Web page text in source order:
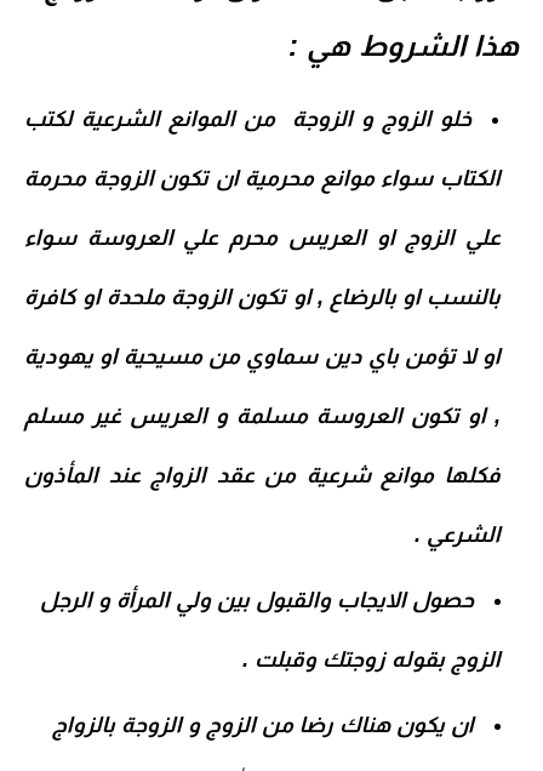
هذا الشروط هي :
خلو الزوج و الزوجة من الموانع الشرعية لكتب
الكتاب سواء موانع محرمية ان تكون الزوجة محرمة
علي الزوج او العريس محرم علي العروسة سواء
بالنسب او بالرضاع , او تكون الزوجة ملحدة او كافرة
او لا تؤمن باي دين سماوي من مسيحية او يهودية
, او تكون العروسة مسلمة و العريس غير مسلم
فكلها موانع شرعية من عقد الزواج عند المأذون
الشرعي .
حصول الايجاب والقبول بين ولي المرأة و الرجل
الزوج بقوله زوجتك وقبلت .
ان يكون هناك رضا من الزوج و الزوجة بالزواج